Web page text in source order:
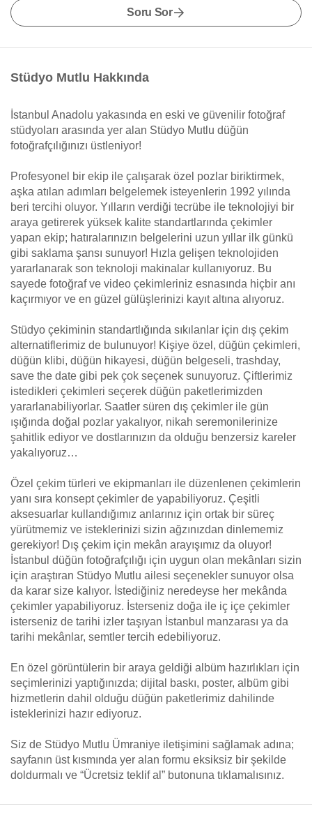
Soru Sor
Stüdyo Mutlu Hakkında
İstanbul Anadolu yakasında en eski ve güvenilir fotoğraf
stüdyoları arasında yer alan Stüdyo Mutlu düğün
fotoğrafçılığınızı üstleniyor!
Profesyonel bir ekip ile çalışarak özel pozlar biriktirmek,
aşka atılan adımları belgelemek isteyenlerin 1992 yılında
beri tercihi oluyor. Yılların verdiği tecrübe ile teknolojiyi bir
araya getirerek yüksek kalite standartlarında çekimler
yapan ekip; hatıralarınızın belgelerini uzun yıllar ilk günkü
gibi saklama şansı sunuyor! Hızla gelişen teknolojiden
yararlanarak son teknoloji makinalar kullanıyoruz. Bu
sayede fotoğraf ve video çekimleriniz esnasında hiçbir anı
kaçırmıyor ve en güzel gülüşlerinizi kayıt altına alıyoruz.
Stüdyo çekiminin standartlığında sıkılanlar için dış çekim
alternatiflerimiz de bulunuyor! Kişiye özel, düğün çekimleri,
düğün klibi, düğün hikayesi, düğün belgeseli, trashday,
save the date gibi pek çok seçenek sunuyoruz. Çiftlerimiz
istedikleri çekimleri seçerek düğün paketlerimizden
yararlanabiliyorlar. Saatler süren dış çekimler ile gün
ışığında doğal pozlar yakalıyor, nikah seremonilerinize
şahitlik ediyor ve dostlarınızın da olduğu benzersiz kareler
yakalıyoruz…
Özel çekim türleri ve ekipmanları ile düzenlenen çekimlerin
yanı sıra konsept çekimler de yapabiliyoruz. Çeşitli
aksesuarlar kullandığımız anlarınız için ortak bir süreç
yürütmemiz ve isteklerinizi sizin ağzınızdan dinlememiz
gerekiyor! Dış çekim için mekân arayışımız da oluyor!
İstanbul düğün fotoğrafçılığı için uygun olan mekânları sizin
için araştıran Stüdyo Mutlu ailesi seçenekler sunuyor olsa
da karar size kalıyor. İstediğiniz neredeyse her mekânda
çekimler yapabiliyoruz. İsterseniz doğa ile iç içe çekimler
isterseniz de tarihi izler taşıyan İstanbul manzarası ya da
tarihi mekânlar, semtler tercih edebiliyoruz.
En özel görüntülerin bir araya geldiği albüm hazırlıkları için
seçimlerinizi yaptığınızda; dijital baskı, poster, albüm gibi
hizmetlerin dahil olduğu düğün paketlerimiz dahilinde
isteklerinizi hazır ediyoruz.
Siz de Stüdyo Mutlu Ümraniye iletişimini sağlamak adına;
sayfanın üst kısmında yer alan formu eksiksiz bir şekilde
doldurmalı ve “Ücretsiz teklif al” butonuna tıklamalısınız.